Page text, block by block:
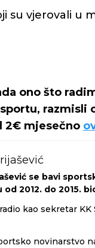
su vjerovali u
ono što
razmisli
2€ mjesečno
se bavi
od 2012. do 2015.
kao sekretar
novinarstvo